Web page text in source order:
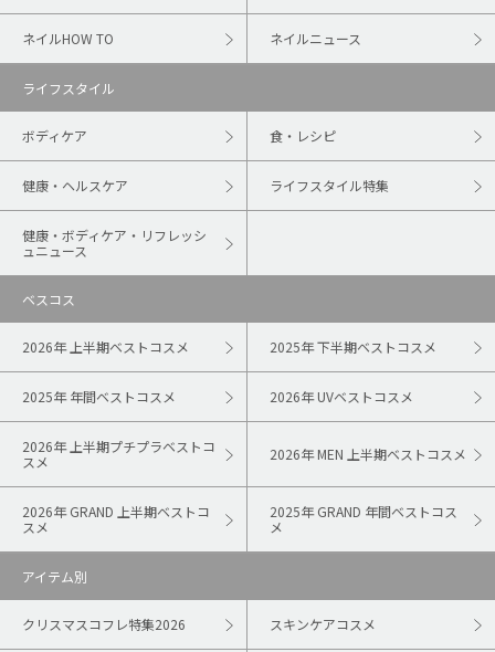
ネイルHOW TO ネイルニュース
ライフスタイル
ボディケア 食・レシピ
健康・ヘルスケア ライフスタイル特集
健康・ボディケア・リフレッシ
ュニュース
ベスコス
2026年 上半期ベストコスメ 2025年 下半期ベストコスメ
2025年 年間ベストコスメ 2026年 UVベストコスメ
2026年 上半期プチプラベストコ
スメ
2026年 MEN 上半期ベストコスメ
2026年 GRAND 上半期ベストコ
スメ
2025年 GRAND 年間ベストコス
メ
アイテム別
クリスマスコフレ特集2026 スキンケアコスメ